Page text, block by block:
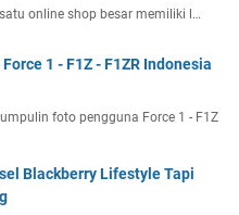
online shop besar memiliki l…
1 - F1Z - F1ZR Indonesia
foto pengguna Force 1 - F1Z
Blackberry Lifestyle Tapi